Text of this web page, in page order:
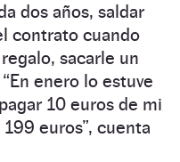
dos años, saldar
contrato cuando
sacarle un
“En enero lo estuve
10 euros de mi
euros”, cuenta